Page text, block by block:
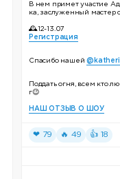
В нем примет участие
ка, заслуженный мастер
🕰12-13.07
Регистрация
Спасибо нашей
Поддать огня, всем кто
г😉
НАШ ОТЗЫВ О ШОУ
❤ 79 🔥 49 👍 18